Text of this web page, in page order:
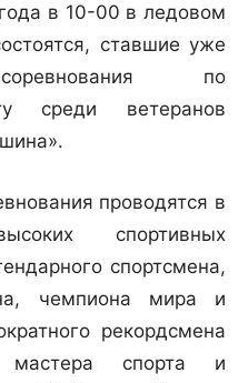
в 10-00 в ледовом
ставшие уже
по
среди ветеранов
проводятся в
спортивных
спортсмена,
чемпиона мира и
рекордсмена
мастера спорта и